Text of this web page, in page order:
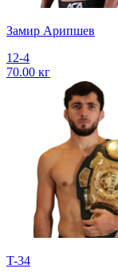
Замир Арипшев
12-4
70.00 кг
T-34